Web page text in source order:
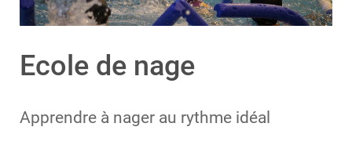
Ecole de nage
Apprendre à nager au rythme idéal